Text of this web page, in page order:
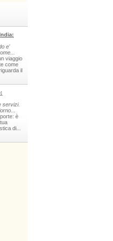
e'
viaggio
come
il
servizi.
è
di...